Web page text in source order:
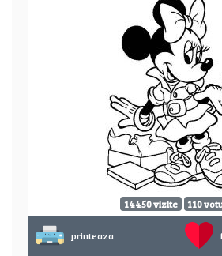
14450 vizite 110
printeaza